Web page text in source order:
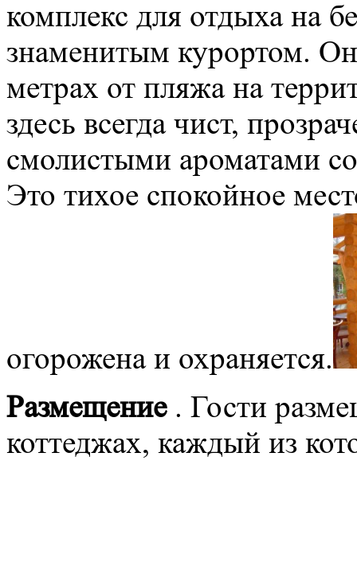
комплекс для отдыха на
знаменитым курортом. Он
метрах от пляжа на
здесь всегда чист,
смолистыми ароматами
Это тихое спокойное
огорожена и охраняется.
Размещение. Гости
коттеджах, каждый из